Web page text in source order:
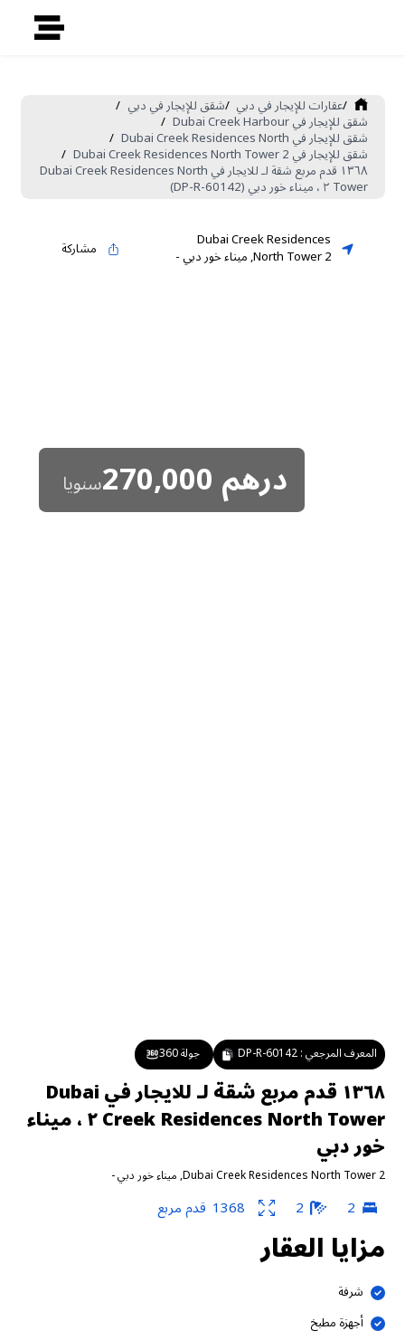
/عقارات للإيجار في دبي /شقق للإيجار في دبي /
شقق للإيجار في Dubai Creek Harbour /
شقق للإيجار في Dubai Creek Residences North /
شقق للإيجار في Dubai Creek Residences North Tower 2 /
١٣٦٨ قدم مربع شقة لـ للايجار في Dubai Creek Residences North
Tower ٢ ، ميناء خور دبي (DP-R-60142)
Dubai Creek Residences
North Tower 2
,ميناء خور دبي- مشاركة
درهم270,000سنويا
المعرف المرجعي :DP-R-60142 جولة 360
١٣٦٨ قدم مربع شقة لـ للايجار في Dubai
Creek Residences North Tower ٢ ، ميناء
خور دبي
Dubai Creek Residences North Tower 2
,ميناء خور دبي-
2
2
1368 قدم مربع
مزايا العقار
شرفة
أجهزة مطبخ